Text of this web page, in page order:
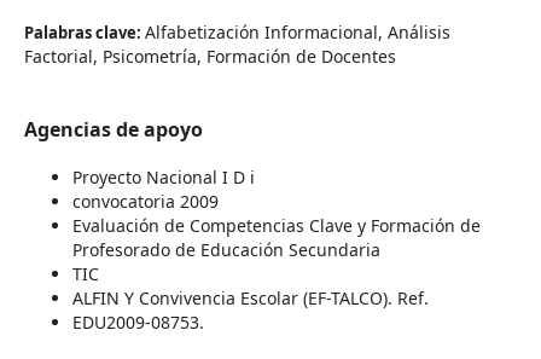
Palabras clave: Alfabetización Informacional, Análisis
Factorial, Psicometría, Formación de Docentes
Agencias de apoyo
Proyecto Nacional I D i
convocatoria 2009
Evaluación de Competencias Clave y Formación de
Profesorado de Educación Secundaria
TIC
ALFIN Y Convivencia Escolar (EF-TALCO). Ref.
EDU2009-08753.